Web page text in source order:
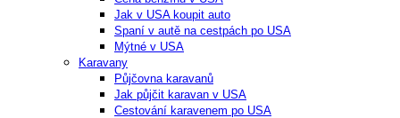
Jak v USA koupit auto
Spaní v autě na cestpách po USA
Mýtné v USA
Karavany
Půjčovna karavanů
Jak půjčit karavan v USA
Cestování karavenem po USA